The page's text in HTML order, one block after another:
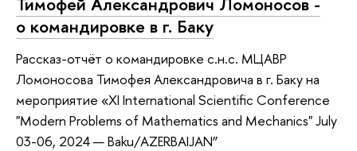
о командировке в г. Баку
Рассказ-отчёт о командировке с.н.с. МЦАВР
Ломоносова Тимофея Александровича в г. Баку на
мероприятие «XI International Scientific Conference
"Modern Problems of Mathematics and Mechanics" July
03-06, 2024 — Baku/AZERBAIJAN”